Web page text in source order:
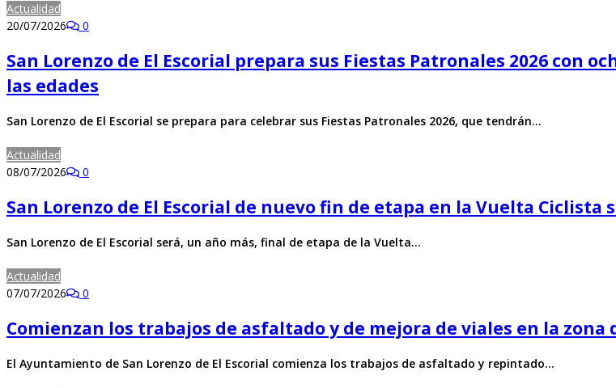
Actualidad
20/07/2026
0
San Lorenzo de El Escorial prepara sus Fiestas Patronales 2026 con
las edades
San Lorenzo de El Escorial se prepara para celebrar sus Fiestas Patronales 2026, que tendrán…
Actualidad
08/07/2026
0
San Lorenzo de El Escorial de nuevo fin de etapa en la Vuelta
San Lorenzo de El Escorial será, un año más, final de etapa de la Vuelta…
Actualidad
07/07/2026
0
Comienzan los trabajos de asfaltado y de mejora de viales en la zona
El Ayuntamiento de San Lorenzo de El Escorial comienza los trabajos de asfaltado y repintado…